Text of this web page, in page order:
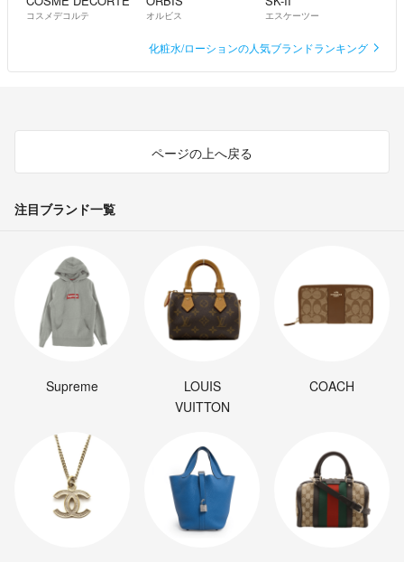
コスメデコルテ オルビス エスケーツー
化粧水/ローションの人気ブランドランキング
ページの上へ戻る
注目ブランド一覧
Supreme
LOUIS
VUITTON
COACH